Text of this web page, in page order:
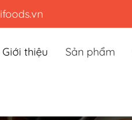
Giới thiệu Sản phẩm